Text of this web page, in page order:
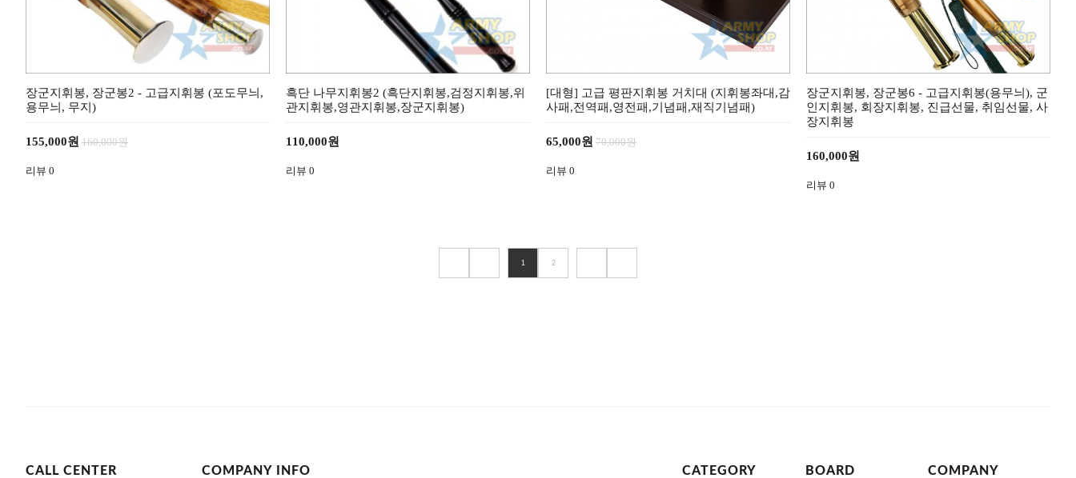
장군지휘봉, 장군봉2 - 고급지휘봉 (포도무늬,
용무늬, 무지)
155,000원 160,000원
리뷰 0
흑단 나무지휘봉2 (흑단지휘봉,검정지휘봉,위
관지휘봉,영관지휘봉,장군지휘봉)
110,000원
리뷰 0
[대형] 고급 평판지휘봉 거치대 (지휘봉좌대,감
사패,전역패,영전패,기념패,재직기념패)
65,000원 70,000원
리뷰 0
장군지휘봉, 장군봉6 - 고급지휘봉(용무늬), 군
인지휘봉, 회장지휘봉, 진급선물, 취임선물, 사
장지휘봉
160,000원
리뷰 0
1 2
CALL CENTER COMPANY INFO CATEGORY BOARD COMPANY